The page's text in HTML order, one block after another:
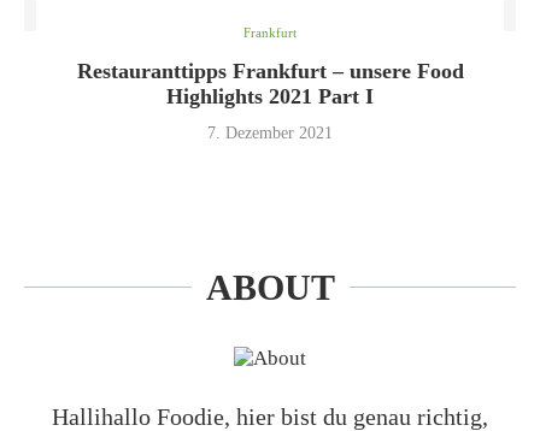
Frankfurt
Restauranttipps Frankfurt – unsere Food
Highlights 2021 Part I
7. Dezember 2021
ABOUT
Hallihallo Foodie, hier bist du genau richtig,